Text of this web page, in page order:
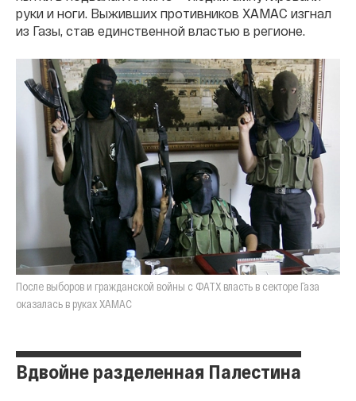
руки и ноги. Выживших противников ХАМАС изгнал
из Газы, став единственной властью в регионе.
После выборов и гражданской войны с ФАТХ власть в секторе Газа
оказалась в руках ХАМАС
Вдвойне разделенная Палестина